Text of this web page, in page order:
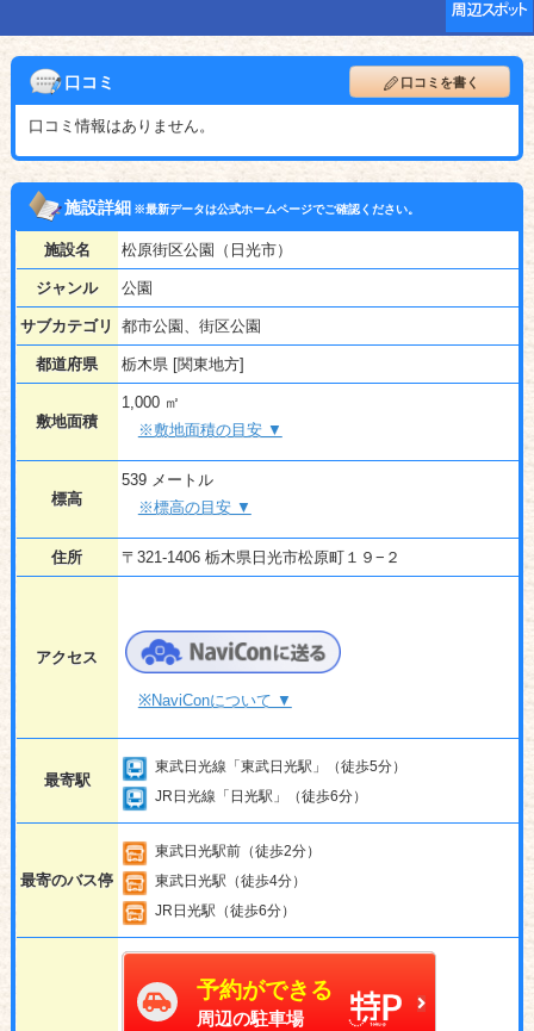
口コミ 口コミを書く
口コミ情報はありません。
施設詳細※最新データは公式ホームページでご確認ください。
施設名 松原街区公園（日光市）
ジャンル 公園
サブカテゴリ 都市公園、街区公園
都道府県 栃木県 [関東地方]
敷地面積
1,000 ㎡
※敷地面積の目安 ▼
標高
539 メートル
※標高の目安 ▼
住所 〒321-1406 栃木県日光市松原町１９−２
アクセス
※NaviConについて ▼
最寄駅
東武日光線「東武日光駅」（徒歩5分）
JR日光線「日光駅」（徒歩6分）
最寄のバス停
東武日光駅前（徒歩2分）
東武日光駅（徒歩4分）
JR日光駅（徒歩6分）
予約ができる
周辺の駐車場